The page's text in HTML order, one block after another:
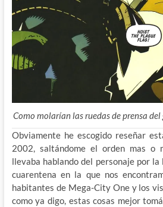
Como molarían las ruedas de prensa
Obviamente he escogido reseñar
2002, saltándome el orden mas o
llevaba hablando del personaje por
cuarentena en la que nos
habitantes de Mega-City One y los
como ya digo, estas cosas mejor